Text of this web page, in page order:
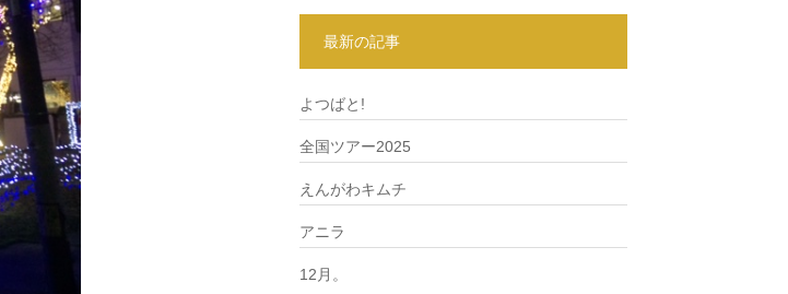
最新の記事
よつばと!
全国ツアー2025
えんがわキムチ
アニラ
12月。